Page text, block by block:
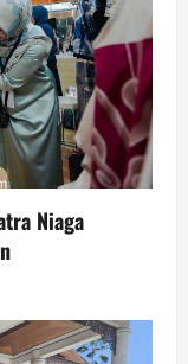
Niaga